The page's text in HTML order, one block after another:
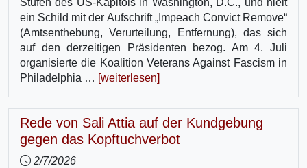
Stufen des US-Kapitols in Washington, D.C., und hielt
ein Schild mit der Aufschrift „Impeach Convict Remove“
(Amtsenthebung, Verurteilung, Entfernung), das sich
auf den derzeitigen Präsidenten bezog. Am 4. Juli
organisierte die Koalition Veterans Against Fascism in
Philadelphia … [weiterlesen]
Rede von Sali Attia auf der Kundgebung
gegen das Kopftuchverbot
2/7/2026